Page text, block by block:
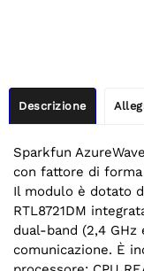
Descrizione
Sparkfun
con fattore di forma
Il modulo è dotato
RTL8721DM
dual-band (2,4 GHz
comunicazione. È